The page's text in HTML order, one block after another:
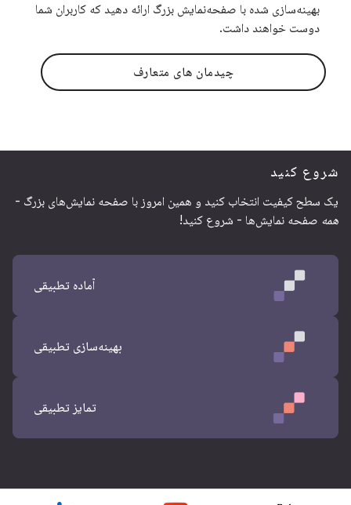
بهینه‌سازی شده با صفحه‌نمایش بزرگ ارائه دهید که کاربران شما
دوست خواهند داشت.
چیدمان های متعارف
شروع کنید
یک سطح کیفیت انتخاب کنید و همین امروز با صفحه نمایش‌های بزرگ -
همه صفحه نمایش‌ها - شروع کنید!
آماده تطبیقی
بهینه‌سازی تطبیقی
تمایز تطبیقی